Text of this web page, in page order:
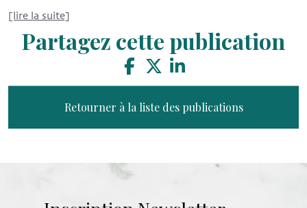
[lire la suite]
Partagez cette publication
Retourner à la liste des publications